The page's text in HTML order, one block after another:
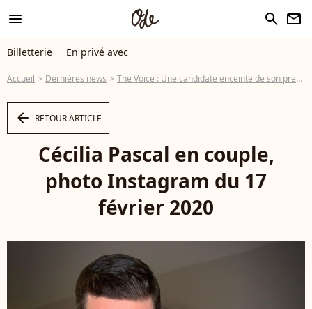
menu search newsletter
Billetterie En privé avec
Accueil Dernières news The Voice : Une candidate enceinte de son premier enfant
arrow_left RETOUR ARTICLE
Cécilia Pascal en couple,
photo Instagram du 17
février 2020